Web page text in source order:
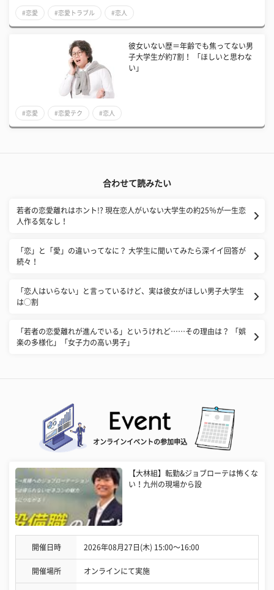
#恋愛 #恋愛トラブル #恋人
彼女いない歴＝年齢でも焦ってない男
子大学生が約7割！ 「ほしいと思わな
い」
#恋愛 #恋愛テク #恋人
合わせて読みたい
若者の恋愛離れはホント!? 現在恋人がいない大学生の約25％が一生恋
人作る気なし！
​「恋」と「愛」の違いってなに？ 大学生に聞いてみたら深イイ回答が
続々！
「恋人はいらない」と言っているけど、実は彼女がほしい男子大学生
は◯割
「若者の恋愛離れが進んでいる」というけれど……その理由は？ 「娯
楽の多様化」「女子力の高い男子」
オンラインイベントの参加申込
【大林組】転勤&ジョブローテは怖くな
い！九州の現場から設
開催日時 2026年08月27日(木) 15:00〜16:00
開催場所 オンラインにて実施